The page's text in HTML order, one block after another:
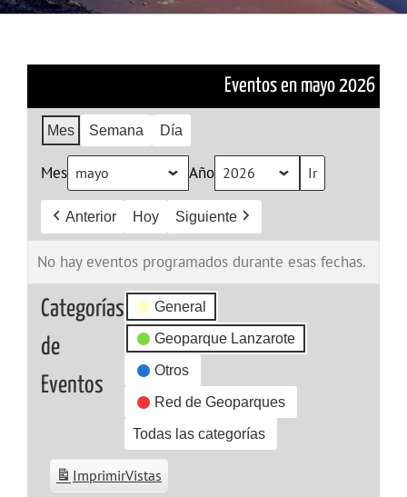
Eventos en mayo 2026
Mes Semana Día
Mes Año
Anterior Hoy Siguiente
No hay eventos programados durante esas fechas.
Categorías
de
Eventos
General
Geoparque Lanzarote
Otros
Red de Geoparques
Todas las categorías
ImprimirVistas